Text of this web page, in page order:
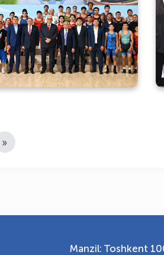
Nenad Lalovich Olimpiya
shaharchasidagi sharoitlarni
koʻzdan kechirdi
»
Manzil: Toshkent